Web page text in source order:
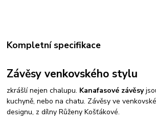
Kompletní specifikace
Závěsy venkovského stylu
zkrášlí nejen chalupu. Kanafasové závěsy
kuchyně, nebo na chatu. Závěsy ve
designu, z dílny Růženy Košťákové.